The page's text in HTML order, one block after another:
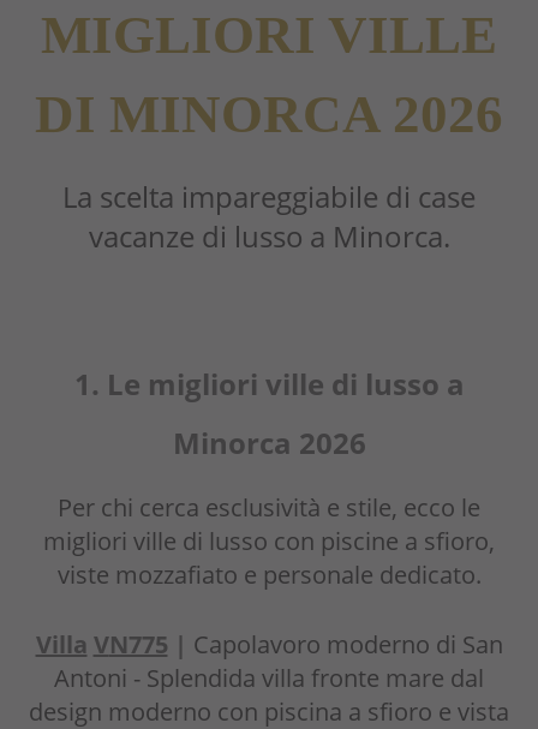
MIGLIORI VILLE
DI MINORCA 2026
La scelta impareggiabile di case
vacanze di lusso a Minorca.
1. Le migliori ville di lusso a
Minorca 2026
Per chi cerca esclusività e stile, ecco le
migliori ville di lusso con piscine a sfioro,
viste mozzafiato e personale dedicato.
Villa VN775 | Capolavoro moderno di San
Antoni - Splendida villa fronte mare dal
design moderno con piscina a sfioro e vista